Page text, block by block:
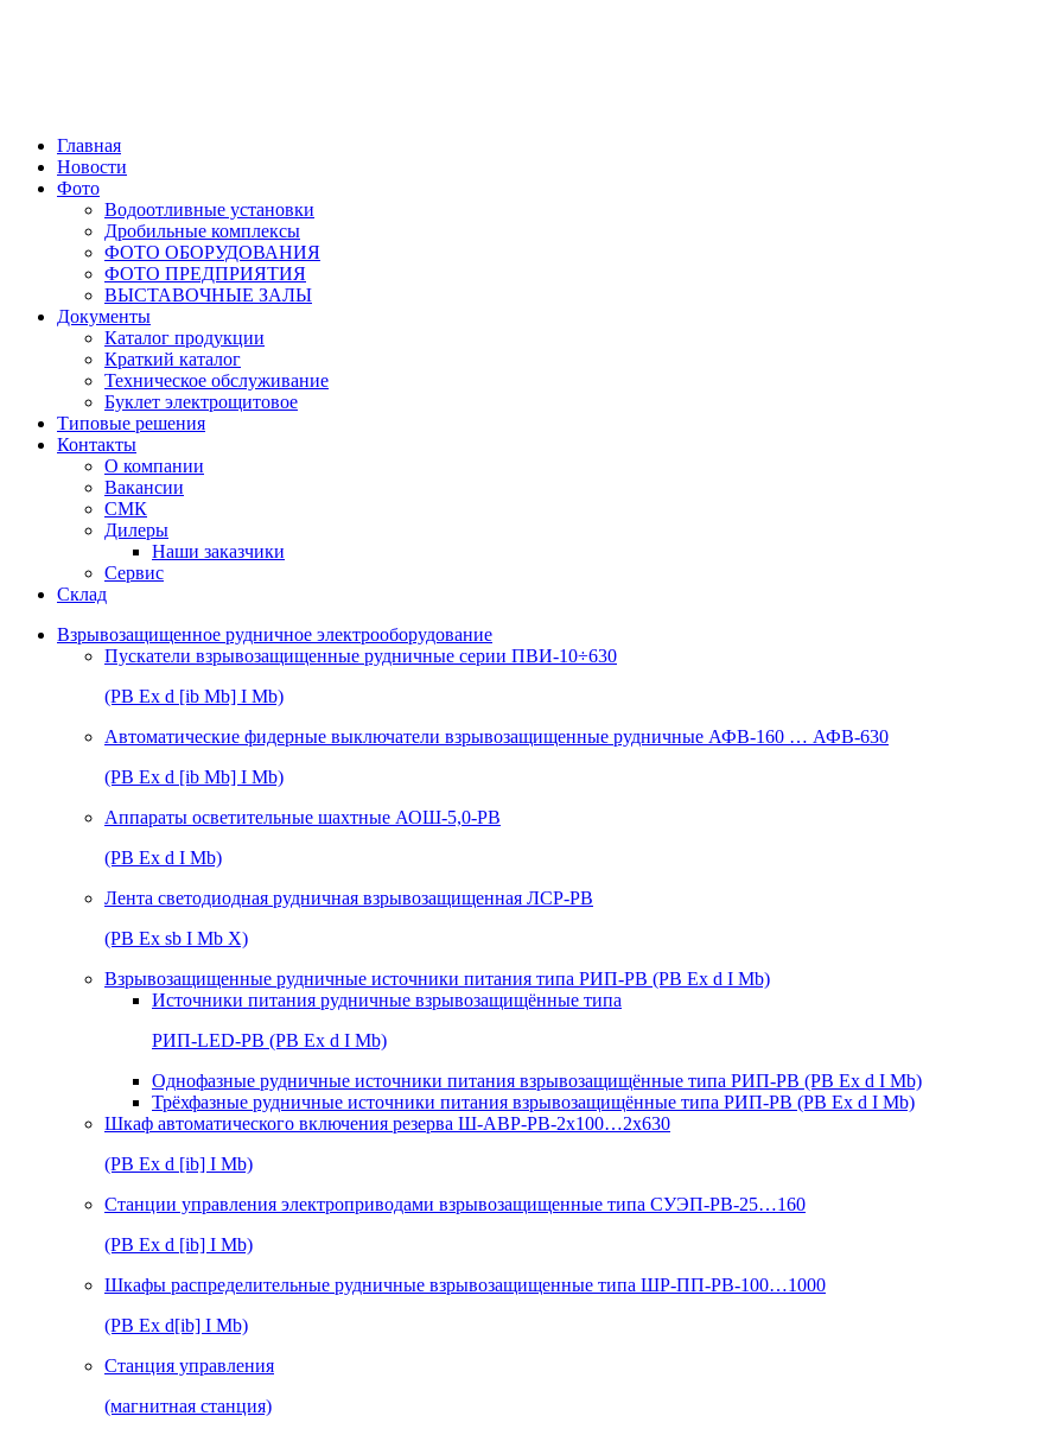
Главная
Новости
Фото
Водоотливные установки
Дробильные комплексы
ФОТО ОБОРУДОВАНИЯ
ФОТО ПРЕДПРИЯТИЯ
ВЫСТАВОЧНЫЕ ЗАЛЫ
Документы
Каталог продукции
Краткий каталог
Техническое обслуживание
Буклет электрощитовое
Типовые решения
Контакты
О компании
Вакансии
СМК
Дилеры
Наши заказчики
Сервис
Склад
Взрывозащищенное рудничное электрооборудование
Пускатели взрывозащищенные рудничные серии ПВИ-10÷630
(РВ Ex d [ib Mb] I Mb)
Автоматические фидерные выключатели взрывозащищенные рудничные АФВ-160 … АФВ-630
(РВ Ex d [ib Mb] I Mb)
Аппараты осветительные шахтные АОШ-5,0-РВ
(РВ Ex d I Mb)
Лента светодиодная рудничная взрывозащищенная ЛСР-РВ
(РВ Ex sb I Mb Х)
Взрывозащищенные рудничные источники питания типа РИП-РВ (РВ Ex d I Mb)
Источники питания рудничные взрывозащищённые типа
РИП-LED-РВ (РВ Ex d I Mb)
Однофазные рудничные источники питания взрывозащищённые типа РИП-РВ (РВ Ex d I Mb)
Трёхфазные рудничные источники питания взрывозащищённые типа РИП-РВ (РВ Ex d I Mb)
Шкаф автоматического включения резерва Ш-АВР-РВ-2х100…2х630
(РВ Ex d [ib] I Mb)
Станции управления электроприводами взрывозащищенные типа СУЭП-РВ-25…160
(РВ Ex d [ib] I Mb)
Шкафы распределительные рудничные взрывозащищенные типа ШР-ПП-РВ-100…1000
(РВ Ex d[ib] I Mb)
Станция управления
(магнитная станция)